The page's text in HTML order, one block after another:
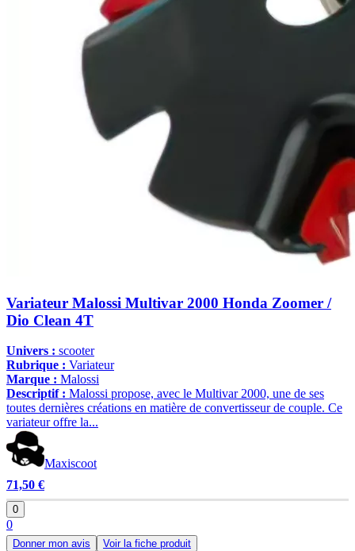
Variateur Malossi Multivar 2000 Honda Zoomer /
Dio Clean 4T
Univers : scooter
Rubrique : Variateur
Marque : Malossi
Descriptif : Malossi propose, avec le Multivar 2000, une de ses
toutes dernières créations en matière de convertisseur de couple. Ce
variateur offre la...
Maxiscoot
71,50 €
0
0
Donner mon avis Voir la fiche produit